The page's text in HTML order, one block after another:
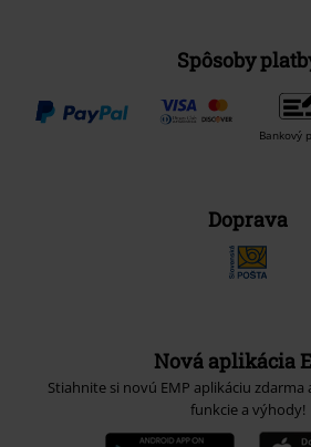
Spôsoby
Bankový
Doprava
Nová aplikácia
Stiahnite si novú EMP aplikáciu
funkcie a výhody!